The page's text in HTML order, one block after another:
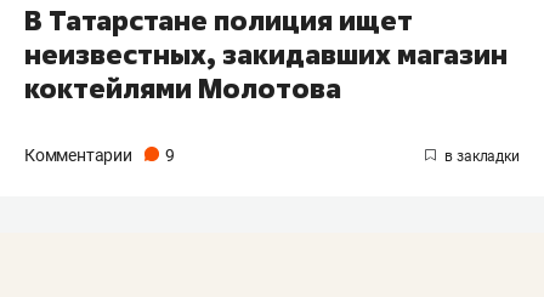
В Татарстане полиция ищет
неизвестных, закидавших магазин
коктейлями Молотова
Комментарии 9